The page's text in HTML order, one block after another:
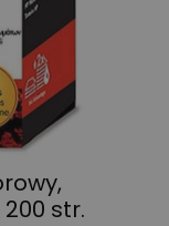
str.